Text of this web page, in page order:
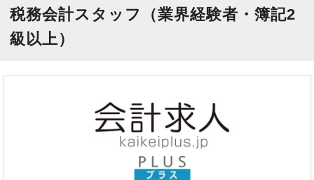
PC版サイトを見る
税務会計スタッフ（業界経験者・簿記2
級以上）